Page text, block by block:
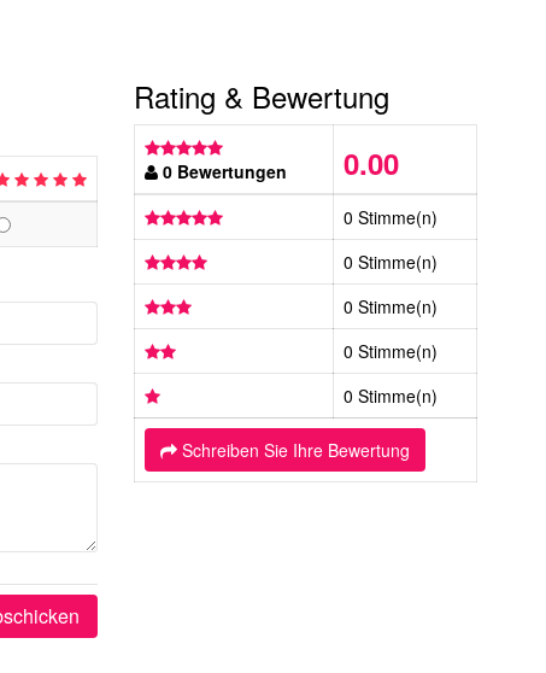
Rating & Bewertung
0 Bewertungen 0.00
0 Stimme(n)
0 Stimme(n)
0 Stimme(n)
0 Stimme(n)
0 Stimme(n)
Schreiben Sie Ihre Bewertung